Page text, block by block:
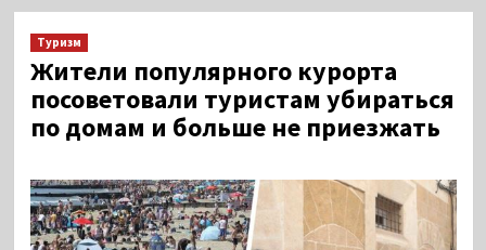
Туризм
Жители популярного курорта
посоветовали туристам убираться
по домам и больше не приезжать